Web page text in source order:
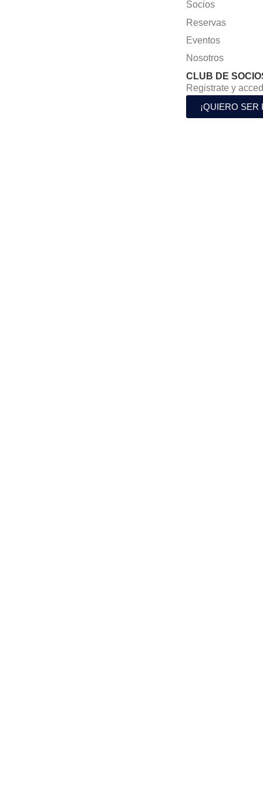
Socios
Reservas
Eventos
Nosotros
CLUB DE
Registrate y
¡QUIERO SER